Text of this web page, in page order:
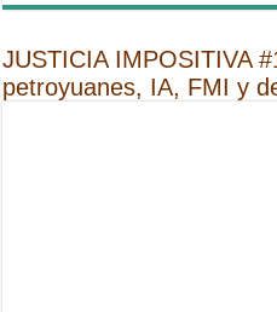
JUSTICIA IMPOSITIVA
petroyuanes, IA, FMI y